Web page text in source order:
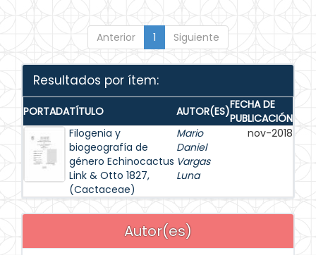
Anterior 1 Siguiente
Resultados por ítem:
PORTADATÍTULO AUTOR(ES)FECHA DE
PUBLICACIÓN
Filogenia y
biogeografía de
género Echinocactus
Link & Otto 1827,
(Cactaceae)
Mario
Daniel
Vargas
Luna
nov-2018
Autor(es)